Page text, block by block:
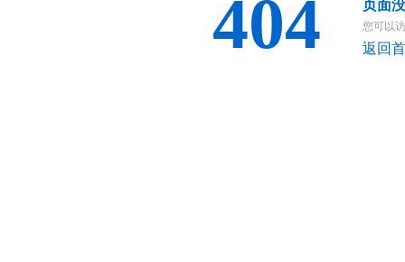
404 页面
您可以
返回